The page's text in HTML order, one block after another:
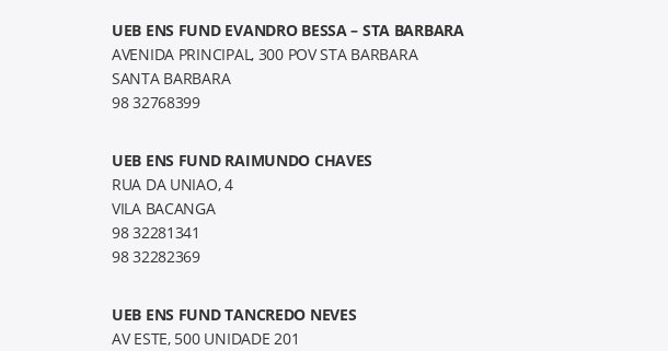
UEB ENS FUND EVANDRO BESSA – STA BARBARA
AVENIDA PRINCIPAL, 300 POV STA BARBARA
SANTA BARBARA
98 32768399
UEB ENS FUND RAIMUNDO CHAVES
RUA DA UNIAO, 4
VILA BACANGA
98 32281341
98 32282369
UEB ENS FUND TANCREDO NEVES
AV ESTE, 500 UNIDADE 201